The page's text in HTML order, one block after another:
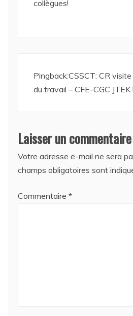
collègues!
Pingback:CSSCT: CR
du travail – CFE-CGC
Laisser un commentaire
Votre adresse e-mail ne sera
champs obligatoires sont
Commentaire *